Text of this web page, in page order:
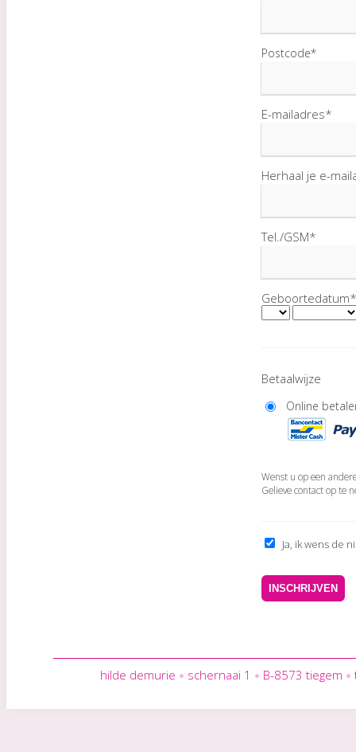
Postcode*
E-mailadres*
Herhaal je e-
Tel./GSM*
Geboortedatum*
Betaalwijze
Online
Wenst u op een
Gelieve contact op te
Ja, ik wens de
hilde demurie schernaai 1 B-8573 tiegem